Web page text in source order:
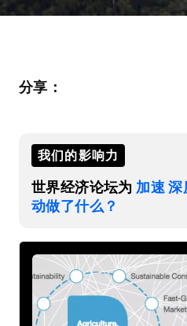
分享：
我们的影响力
世界经济论坛为 加速
动做了什么？